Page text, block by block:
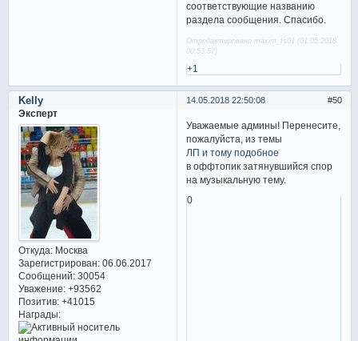
соответствующие названию
раздела сообщения. Спасибо.
Отредактировано maxim_fs01 (01.05.2018
00:53:57)
+1
50
14.05.2018 22:50:08
Kelly
Эксперт
Откуда:Москва
Зарегистрирован: 06.06.2017
Сообщений:30054
Уважение: +93562
Позитив: +41015
Награды:
Уважаемые админы! Перенесите,
пожалуйста, из темы
ЛП и тому подобное
в оффтопик затянувшийся спор
на музыкальную тему.
0